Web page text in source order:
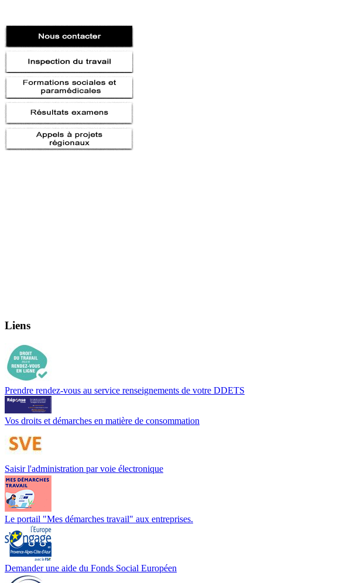
Liens
Prendre rendez-vous au service renseignements de votre DDETS
Vos droits et démarches en matière de consommation
Saisir l'administration par voie électronique
Le portail "Mes démarches travail" aux entreprises.
Demander une aide du Fonds Social Européen